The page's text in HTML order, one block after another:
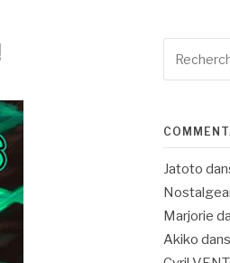
pour
Jatoto
Marjorie
Akiko dans